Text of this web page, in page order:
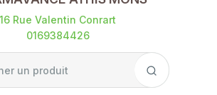
16 Rue Valentin Conrart
0169384426